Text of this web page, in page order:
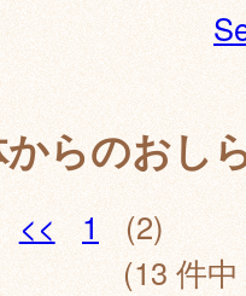
らのおし
<< 1
(2)
(13 件